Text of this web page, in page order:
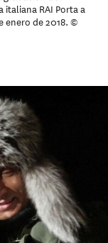
RAI Porta a
enero de 2018. ©